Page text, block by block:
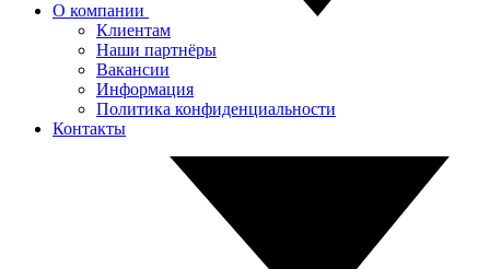
О компании
Клиентам
Наши партнёры
Вакансии
Информация
Политика конфиденциальности
Контакты